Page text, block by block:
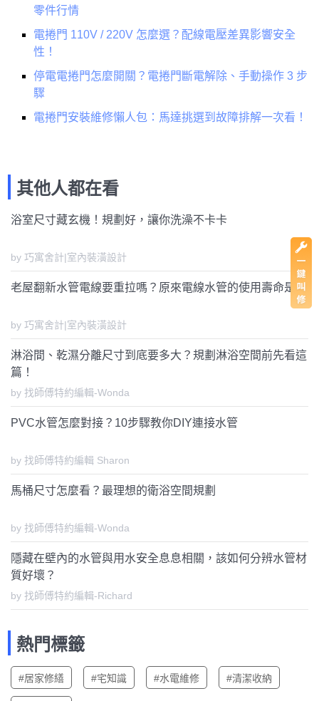
零件行情
電捲門 110V / 220V 怎麼選？配線電壓差異影響安全
性！
停電電捲門怎麼開關？電捲門斷電解除、手動操作 3 步
驟
電捲門安裝維修懶人包：馬達挑選到故障排解一次看！
其他人都在看
浴室尺寸藏玄機！規劃好，讓你洗澡不卡卡
by 巧寓舍計|室內裝潢設計
老屋翻新水管電線要重拉嗎？原來電線水管的使用壽命是...
by 巧寓舍計|室內裝潢設計
淋浴間、乾濕分離尺寸到底要多大？規劃淋浴空間前先看這
篇！
by 找師傅特約編輯-Wonda
PVC水管怎麼對接？10步驟教你DIY連接水管
by 找師傅特約編輯 Sharon
馬桶尺寸怎麼看？最理想的衛浴空間規劃
by 找師傅特約編輯-Wonda
隱藏在壁內的水管與用水安全息息相關，該如何分辨水管材
質好壞？
by 找師傅特約編輯-Richard
熱門標籤
#居家修繕 #宅知識 #水電維修 #清潔收納